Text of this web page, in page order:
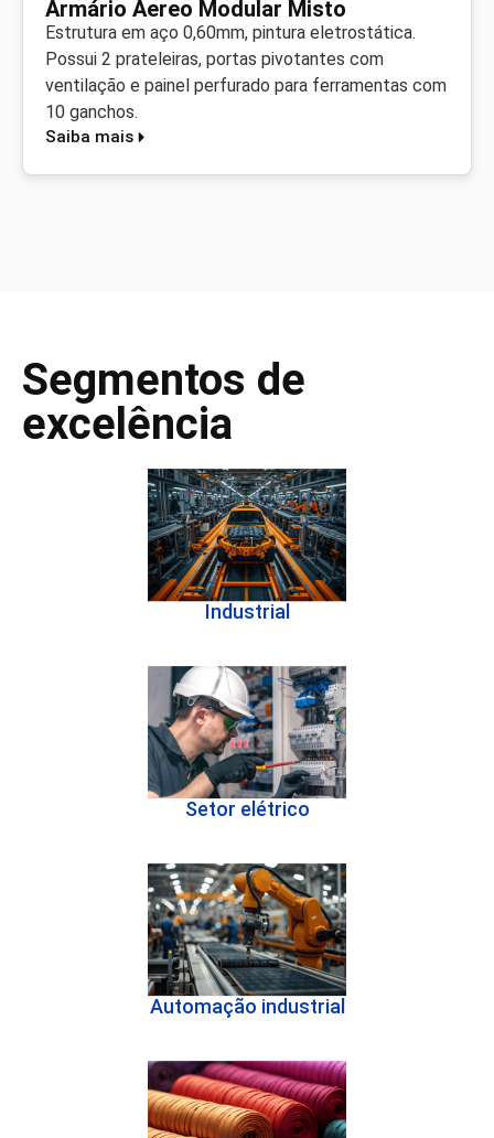
Armário Aereo Modular Misto
Estrutura em aço 0,60mm, pintura eletrostática.
Possui 2 prateleiras, portas pivotantes com
ventilação e painel perfurado para ferramentas com
10 ganchos.
Saiba mais
Segmentos de
excelência
Industrial
Setor elétrico
Automação industrial